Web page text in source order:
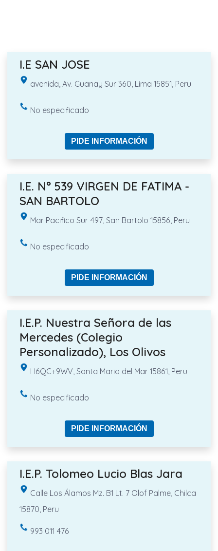
I.E SAN JOSE
avenida, Av. Guanay Sur 360, Lima 15851, Peru
No especificado
PIDE INFORMACIÓN
I.E. N° 539 VIRGEN DE FATIMA -
SAN BARTOLO
Mar Pacifico Sur 497, San Bartolo 15856, Peru
No especificado
PIDE INFORMACIÓN
I.E.P. Nuestra Señora de las
Mercedes (Colegio
Personalizado), Los Olivos
H6QC+9WV, Santa Maria del Mar 15861, Peru
No especificado
PIDE INFORMACIÓN
I.E.P. Tolomeo Lucio Blas Jara
Calle Los Álamos Mz. B1 Lt. 7 Olof Palme, Chilca
15870, Peru
993 011 476